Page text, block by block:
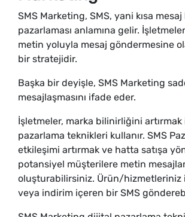
SMS Marketing, SMS, yani kısa
pazarlaması anlamına gelir.
metin yoluyla mesaj göndermesine
bir stratejidir.
Başka bir deyişle, SMS Marketing
mesajlaşmasını ifade eder.
İşletmeler, marka bilinirliğini
pazarlama teknikleri kullanır. SMS
etkileşimi artırmak ve hatta satışa
potansiyel müşterilere metin
oluşturabilirsiniz. Ürün/hizmetleriniz
veya indirim içeren bir SMS